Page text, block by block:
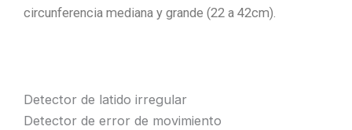
circunferencia mediana y grande (22 a 42cm).
Detector de latido irregular
Detector de error de movimiento